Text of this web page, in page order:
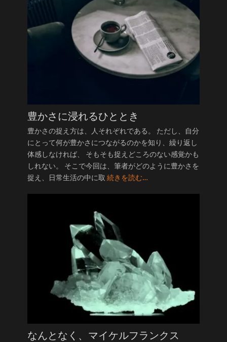
豊かさに浸れるひととき
豊かさの捉え方は、人それぞれである。 ただし、自分
にとって何が豊かさにつながるのかを知り、繰り返し
体感しなければ、 そもそも捉えどころのない感覚かも
しれない。 そこで今回は、筆者がどのように豊かさを
捉え、日常生活の中に取 続きを読む…
なんとなく、マイケルフランクス